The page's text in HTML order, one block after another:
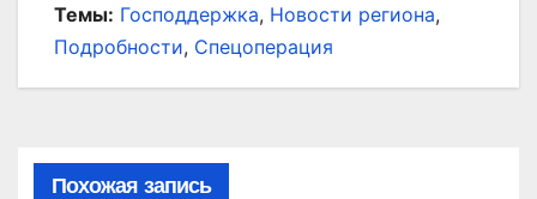
Темы: Господдержка, Новости региона,
Подробности, Спецоперация
Похожая запись